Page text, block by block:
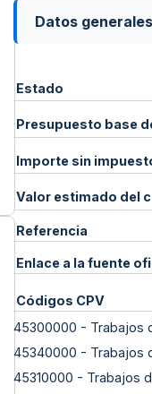
Datos generales
Estado
Presupuesto base
Importe sin
Valor estimado del
Referencia
Enlace a la fuente
Códigos CPV
45300000 - Trabajos
45340000 - Trabajos
45310000 - Trabajos